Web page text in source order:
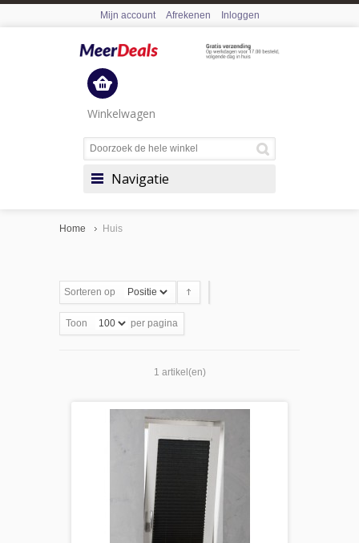
Mijn account Afrekenen Inloggen
Winkelwagen
Navigatie
Home Huis
Sorteren op
Toon per pagina
1 artikel(en)